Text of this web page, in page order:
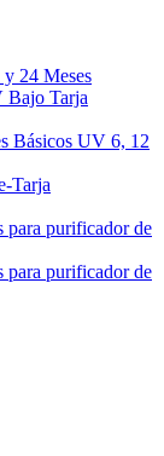
24 Meses
Bajo Tarja
Básicos UV 6, 12
Tarja
para purificador de
para purificador de